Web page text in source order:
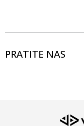
PRATITE NAS